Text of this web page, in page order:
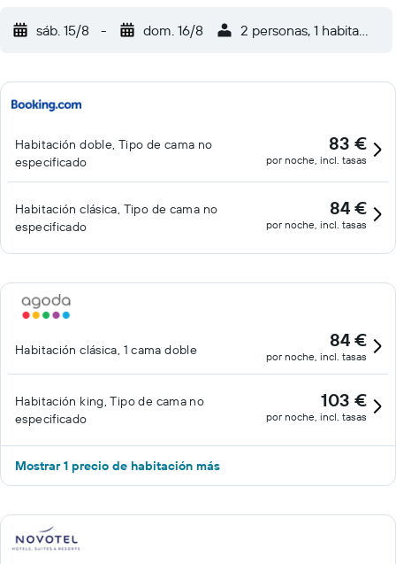
sáb. 15/8 - dom. 16/8 2 personas, 1 habitación
Habitación doble, Tipo de cama no
especificado
83 €
por noche, incl. tasas
Habitación clásica, Tipo de cama no
especificado
84 €
por noche, incl. tasas
Habitación clásica, 1 cama doble 84 €
por noche, incl. tasas
Habitación king, Tipo de cama no
especificado
103 €
por noche, incl. tasas
Mostrar 1 precio de habitación más